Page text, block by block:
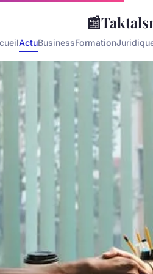
📰
ActuBusinessFormation